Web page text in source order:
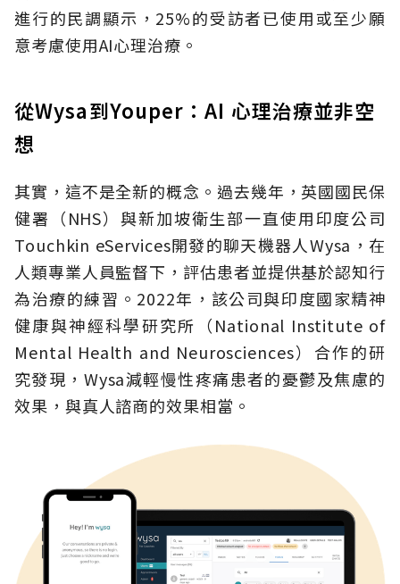
進行的民調顯示，25%的受訪者已使用或至少願
意考慮使用AI心理治療。
從Wysa到Youper：AI 心理治療並非空
想
其實，這不是全新的概念。過去幾年，英國國民保
健署（NHS）與新加坡衛生部一直使用印度公司
Touchkin eServices開發的聊天機器人Wysa，在
人類專業人員監督下，評估患者並提供基於認知行
為治療的練習。2022年，該公司與印度國家精神
健康與神經科學研究所（National Institute of
Mental Health and Neurosciences）合作的研
究發現，Wysa減輕慢性疼痛患者的憂鬱及焦慮的
效果，與真人諮商的效果相當。